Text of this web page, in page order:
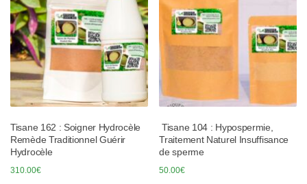
Tisane 162 : Soigner Hydrocèle
Remède Traditionnel Guérir
Hydrocèle
310.00€
Tisane 104 : Hypospermie,
Traitement Naturel Insuffisance
de sperme
50.00€